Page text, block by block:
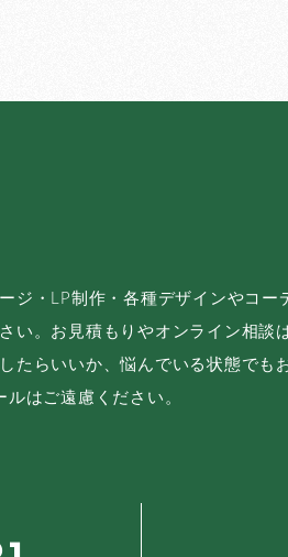
ジ・LP制作・各種デザインやコ
い。お見積もりやオンライン相談
たらいいか、悩んでいる状態でも
はご遠慮ください。